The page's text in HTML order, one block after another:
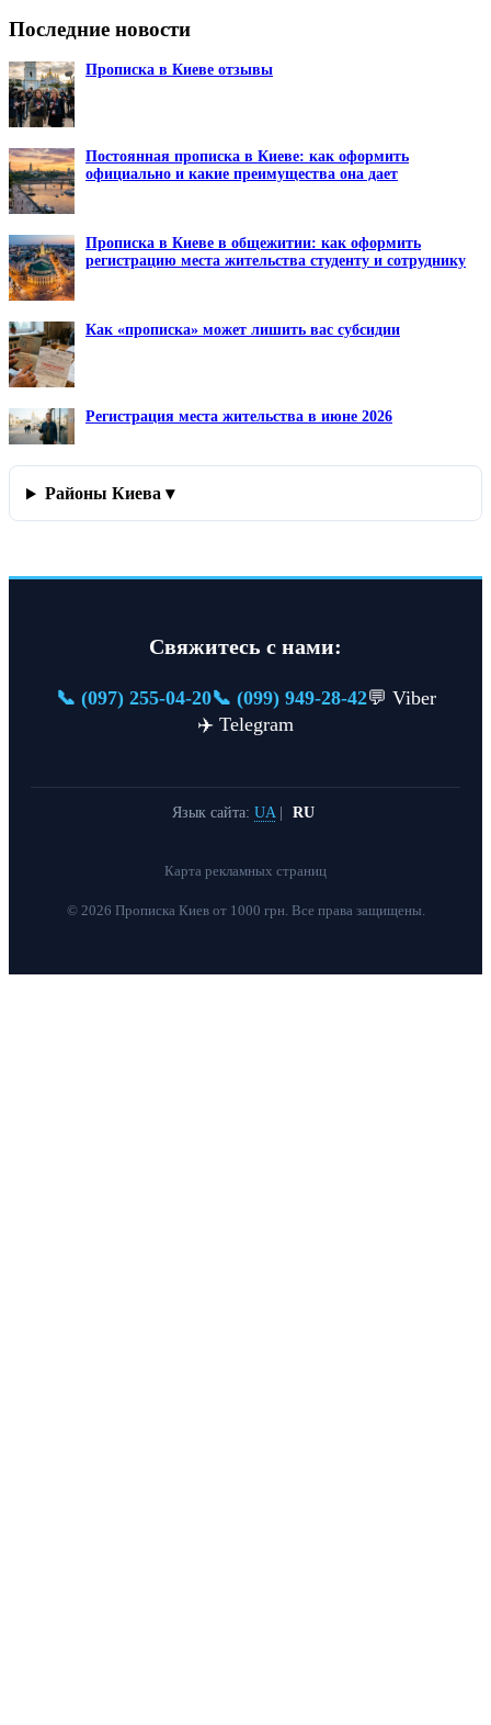
Последние новости
Прописка в Киеве отзывы
Постоянная прописка в Киеве: как оформить
официально и какие преимущества она дает
Прописка в Киеве в общежитии: как оформить
регистрацию места жительства студенту и сотруднику
Как «прописка» может лишить вас субсидии
Регистрация места жительства в июне 2026
Районы Киева ▾
Свяжитесь с нами:
📞 (097) 255-04-20📞 (099) 949-28-42💬 Viber
✈️ Telegram
Язык сайта: UA| RU
Карта рекламных страниц
© 2026 Прописка Киев от 1000 грн. Все права защищены.